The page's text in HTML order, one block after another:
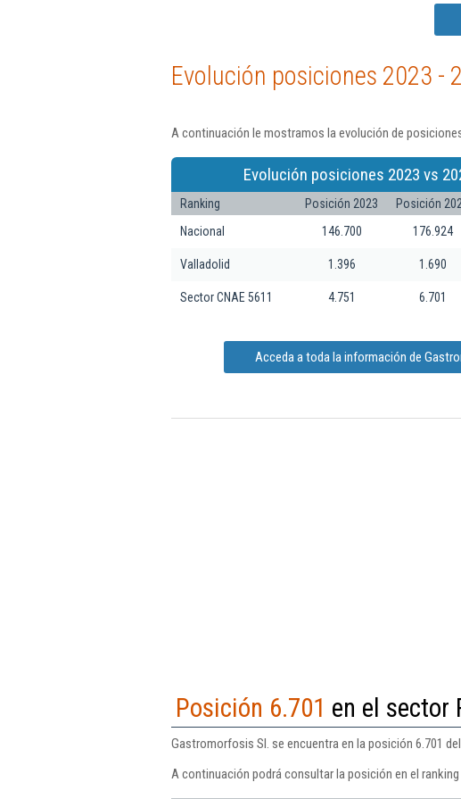
Evolución posiciones 2023 -
A continuación le mostramos la evolución de
Evolución posiciones 2023 vs
Ranking Posición 2023 Posición
Nacional
146.700 176.924
Valladolid 1.396 1.690
Sector CNAE 5611 4.751 6.701
Acceda a toda la información de
Posición 6.701 en el sector
Gastromorfosis Sl. se encuentra en la posición 6.701
A continuación podrá consultar la posición en el